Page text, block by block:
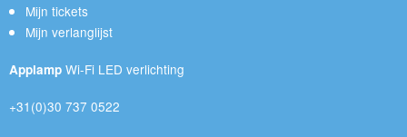
Mijn tickets
Mijn verlanglijst
Applamp Wi-Fi LED verlichting
+31(0)30 737 0522